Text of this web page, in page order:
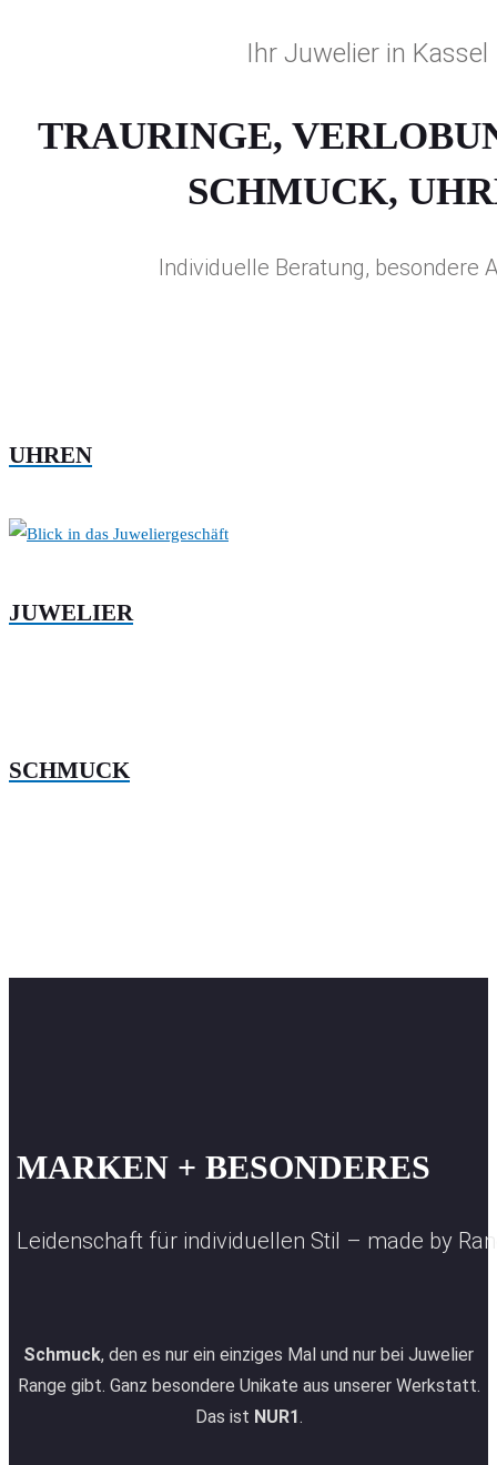
Ihr Juwelier in Kassel
TRAURINGE,
SCHMUCK,
Individuelle Beratung, besondere
UHREN
JUWELIER
SCHMUCK
MARKEN + BESONDERES
Leidenschaft für individuellen Stil – made by
Schmuck, den es nur ein einziges Mal und nur bei Juwelier
Range gibt. Ganz besondere Unikate aus unserer Werkstatt.
Das ist NUR1.